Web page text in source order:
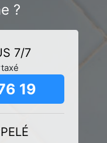
?
7/7
19